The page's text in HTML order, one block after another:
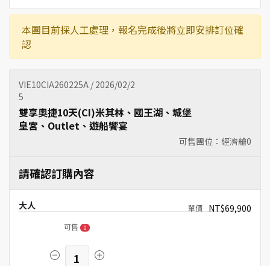
本團目前採人工處理，報名完成後將立即安排訂位確
認
VIE10CIA260225A / 2026/02/2
5
可售團位：經濟艙0
雙享奧捷10天(CI)米其林、國王湖、城堡
皇宮、Outlet、遊船饗宴
請確認訂購內容
大人 NT$69,900
可售 0
1